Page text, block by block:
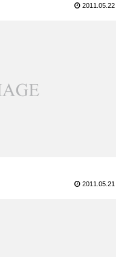
2011.05.22
2011.05.21